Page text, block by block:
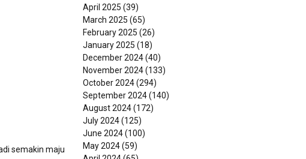
semakin maju
April 2025 (39)
March 2025 (65)
February 2025 (26)
January 2025 (18)
December 2024(40)
November 2024(133)
October 2024(294)
September 2024(140)
August 2024(172)
July 2024(125)
June 2024(100)
May 2024(59)